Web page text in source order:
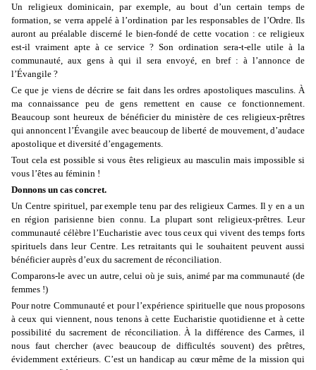
Un religieux dominicain, par exemple, au bout d’un certain temps de
formation, se verra appelé à l’ordination par les responsables de l’Ordre. Ils
auront au préalable discerné le bien-fondé de cette vocation : ce religieux
est-il vraiment apte à ce service ? Son ordination sera-t-elle utile à la
communauté, aux gens à qui il sera envoyé, en bref : à l’annonce de
l’Évangile ?
Ce que je viens de décrire se fait dans les ordres apostoliques masculins. À
ma connaissance peu de gens remettent en cause ce fonctionnement.
Beaucoup sont heureux de bénéficier du ministère de ces religieux-prêtres
qui annoncent l’Évangile avec beaucoup de liberté de mouvement, d’audace
apostolique et diversité d’engagements.
Tout cela est possible si vous êtes religieux au masculin mais impossible si
vous l’êtes au féminin !
Donnons un cas concret.
Un Centre spirituel, par exemple tenu par des religieux Carmes. Il y en a un
en région parisienne bien connu. La plupart sont religieux-prêtres. Leur
communauté célèbre l’Eucharistie avec tous ceux qui vivent des temps forts
spirituels dans leur Centre. Les retraitants qui le souhaitent peuvent aussi
bénéficier auprès d’eux du sacrement de réconciliation.
Comparons-le avec un autre, celui où je suis, animé par ma communauté (de
femmes !)
Pour notre Communauté et pour l’expérience spirituelle que nous proposons
à ceux qui viennent, nous tenons à cette Eucharistie quotidienne et à cette
possibilité du sacrement de réconciliation. À la différence des Carmes, il
nous faut chercher (avec beaucoup de difficultés souvent) des prêtres,
évidemment extérieurs. C’est un handicap au cœur même de la mission qui